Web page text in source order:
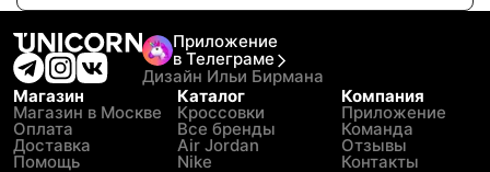
Приложение
в Телеграме
Дизайн Ильи Бирмана
Магазин
Магазин в Москве
Оплата
Доставка
Помощь
Каталог
Кроссовки
Все бренды
Air Jordan
Nike
Компания
Приложение
Команда
Отзывы
Контакты